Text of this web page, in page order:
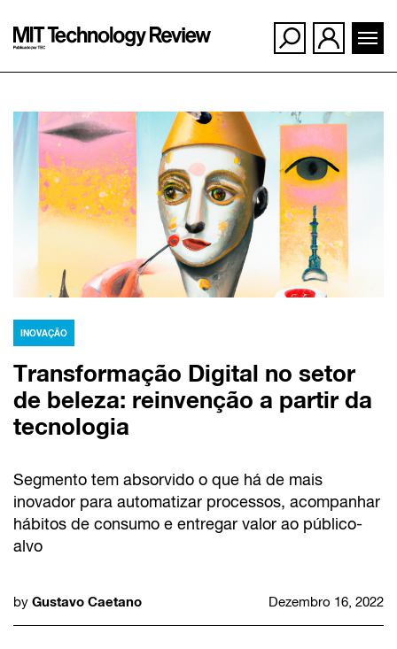
para
conteúdo
INOVAÇÃO
Transformação Digital no setor
de beleza: reinvenção a partir da
tecnologia
Segmento tem absorvido o que há de mais
inovador para automatizar processos, acompanhar
hábitos de consumo e entregar valor ao público-
alvo
by Gustavo Caetano Dezembro 16, 2022